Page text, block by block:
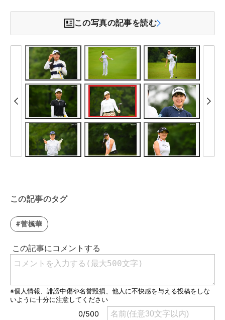
この写真の記事を読む
この記事のタグ
#菅楓華